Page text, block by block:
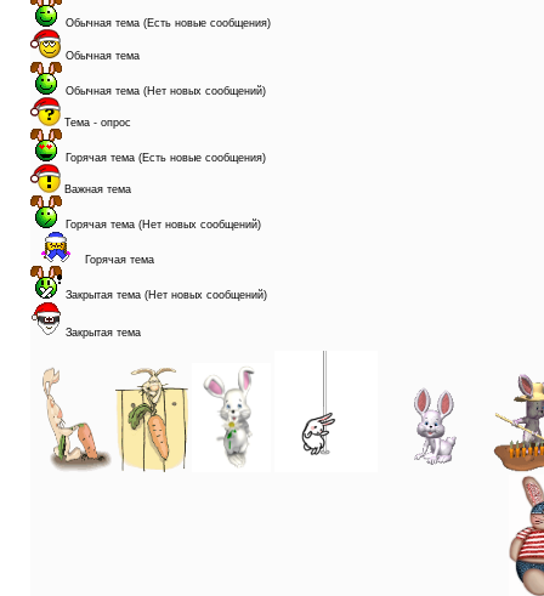
Обычная тема (Есть новые сообщения)
Обычная тема
Обычная тема (Нет новых сообщений)
Тема - опрос
Горячая тема (Есть новые сообщения)
Важная тема
Горячая тема (Нет новых сообщений)
Горячая тема
Закрытая тема (Нет новых сообщений)
Закрытая тема